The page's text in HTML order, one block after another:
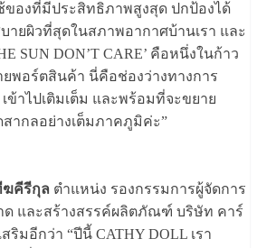
ของที่มีประสิทธิภาพสูงสุด ปกป้องได้
ายผิวที่สุดในสภาพอากาศบ้านเรา และ
SUN DON’T CARE’ คือหนึ่งในก้าว
พอร์ตสินค้า นี่คือช่องว่างทางการ
ข้าไปเติมเต็ม และพร้อมที่จะขยาย
ากลอย่างเต็มภาคภูมิค่ะ”
คีรีกุล ตำแหน่ง รองกรรมการผู้จัดการ
ด และสร้างสรรค์ผลิตภัณฑ์ บริษัท คาร์
ริมอีกว่า “ปีนี้ CATHY DOLL เรา